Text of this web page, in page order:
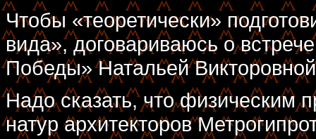
Чтобы «теоретически»
вида», договариваюсь о
Победы» Натальей
Надо сказать, что физическим
натур архитекторов